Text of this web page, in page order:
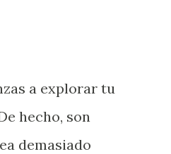
a explorar tu
hecho, son
demasiado